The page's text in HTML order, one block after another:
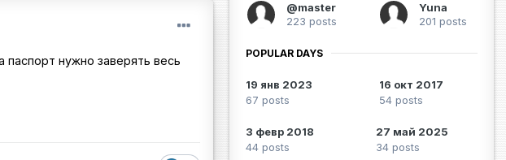
нужно заверять весь
@master
223 posts
Yuna
201 posts
POPULAR DAYS
19 янв 2023
67 posts
16 окт 2017
54 posts
3 февр 2018
44 posts
27 май 2025
34 posts